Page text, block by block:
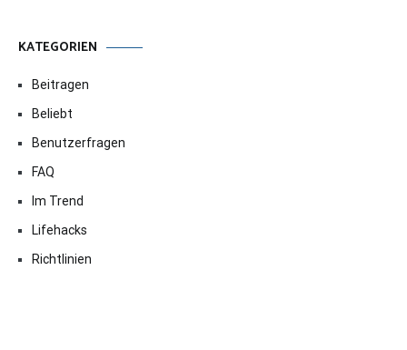
KATEGORIEN
Beitragen
Beliebt
Benutzerfragen
FAQ
Im Trend
Lifehacks
Richtlinien